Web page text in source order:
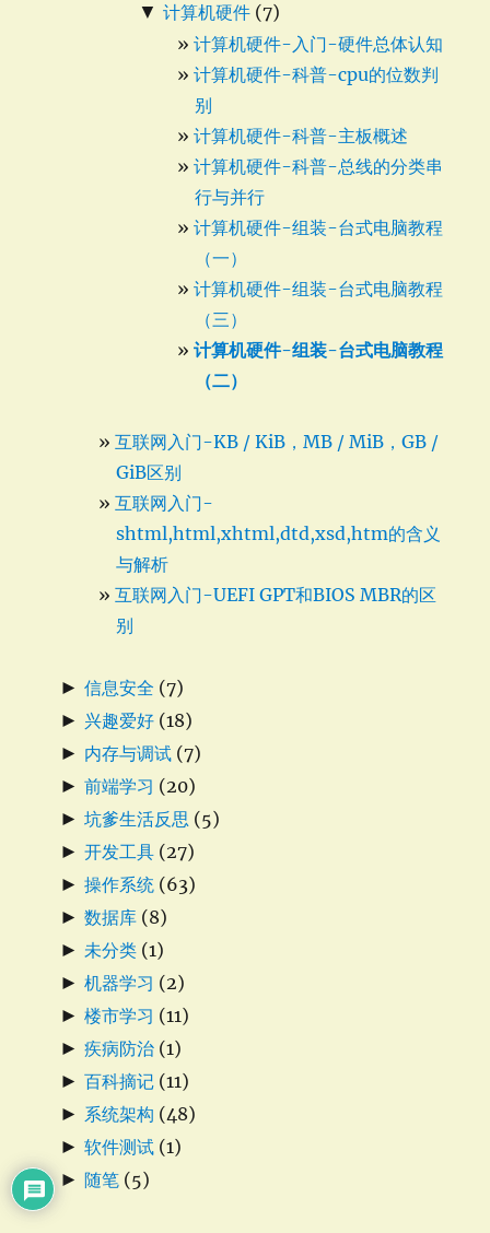
▼ 计算机硬件 (7)
计算机硬件-入门-硬件总体认知
计算机硬件-科普-cpu的位数判
别
计算机硬件-科普-主板概述
计算机硬件-科普-总线的分类串
行与并行
计算机硬件-组装-台式电脑教程
（一）
计算机硬件-组装-台式电脑教程
（三）
计算机硬件-组装-台式电脑教程
（二）
互联网入门-KB / KiB，MB / MiB，GB /
GiB区别
互联网入门-
shtml,html,xhtml,dtd,xsd,htm的含义
与解析
互联网入门-UEFI GPT和BIOS MBR的区
别
► 信息安全 (7)
► 兴趣爱好 (18)
► 内存与调试 (7)
► 前端学习 (20)
► 坑爹生活反思 (5)
► 开发工具 (27)
► 操作系统 (63)
► 数据库 (8)
► 未分类 (1)
► 机器学习 (2)
► 楼市学习 (11)
► 疾病防治 (1)
► 百科摘记 (11)
► 系统架构 (48)
► 软件测试 (1)
► 随笔 (5)